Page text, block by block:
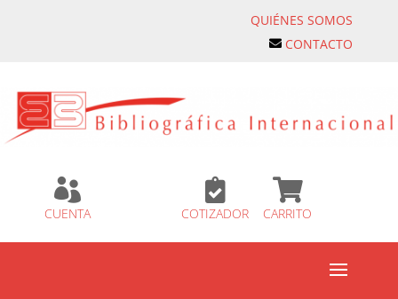
QUIÉNES SOMOS
CONTACTO

CUENTA

COTIZADOR

CARRITO